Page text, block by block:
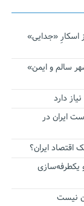
است/ ۱۴ سال بعد از اسکارِ «جدایی»
سالم و ایمن»
دارد
مأموریت‌ اقیانوسی/ ۵ درخواست ایران در
اقتصاد ایران؟
یکطرفه‌سازی
نیست